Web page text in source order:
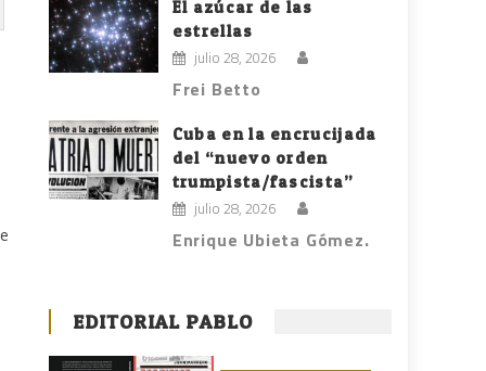
El azúcar de las
estrellas
julio 28, 2026
Frei Betto
Cuba en la encrucijada
del “nuevo orden
trumpista/fascista”
julio 28, 2026
Enrique Ubieta Gómez.
EDITORIAL PABLO